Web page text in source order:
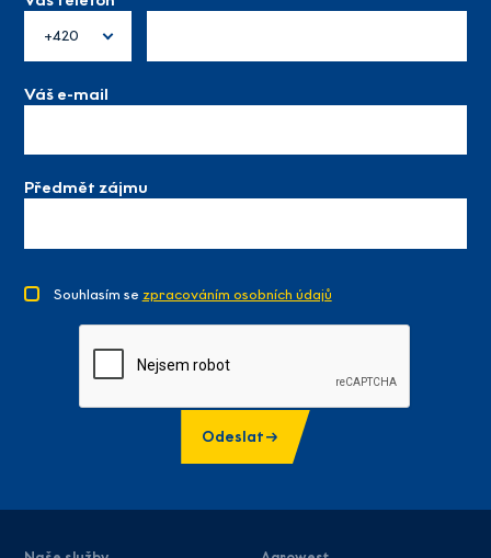
+420
Váš e-mail
Předmět zájmu
Souhlasím se zpracováním osobních údajů
Odeslat